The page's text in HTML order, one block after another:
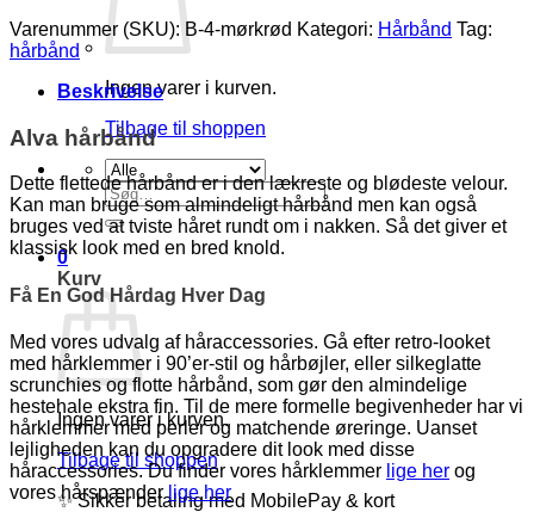
Ingen varer i kurven.
Tilbage til shoppen
Søg
efter:
0
Kurv
Ingen varer i kurven.
Tilbage til shoppen
✨ Sikker betaling med MobilePay & kort
Varenummer (SKU): B-4-mørkrød Kategori: Hårbånd Tag:
hårbånd
Beskrivelse
Alva hårbånd
Dette flettede hårbånd er i den lækreste og blødeste velour.
Kan man bruge som almindeligt hårbånd men kan også
bruges ved at tviste håret rundt om i nakken. Så det giver et
klassisk look med en bred knold.
Få En God Hårdag Hver Dag
Med vores udvalg af håraccessories. Gå efter retro-looket
med hårklemmer i 90’er-stil og hårbøjler, eller silkeglatte
scrunchies og flotte hårbånd, som gør den almindelige
hestehale ekstra fin. Til de mere formelle begivenheder har vi
hårklemmer med perler og matchende øreringe. Uanset
lejligheden kan du opgradere dit look med disse
håraccessories. Du finder vores hårklemmer lige her og
vores hårspænderlige her